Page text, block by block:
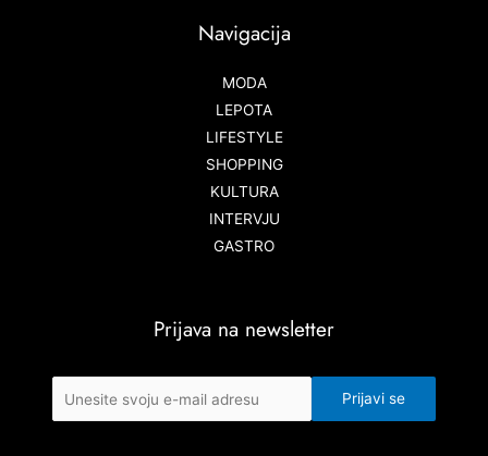
Navigacija
MODA
LEPOTA
LIFESTYLE
SHOPPING
KULTURA
INTERVJU
GASTRO
Prijava na newsletter